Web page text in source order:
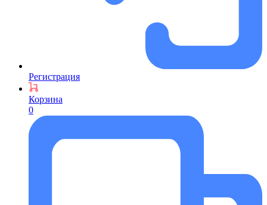
Регистрация
Корзина
0